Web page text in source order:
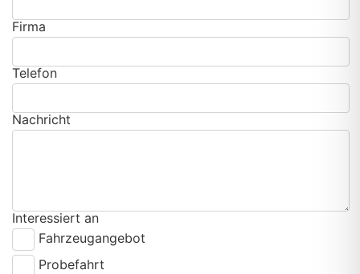
Firma
Telefon
Nachricht
Interessiert an
Fahrzeugangebot
Probefahrt